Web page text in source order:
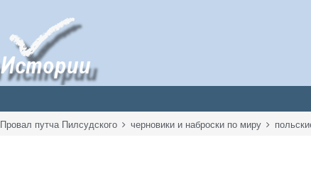
Провал путча Пилсудского черновики и наброски по миру